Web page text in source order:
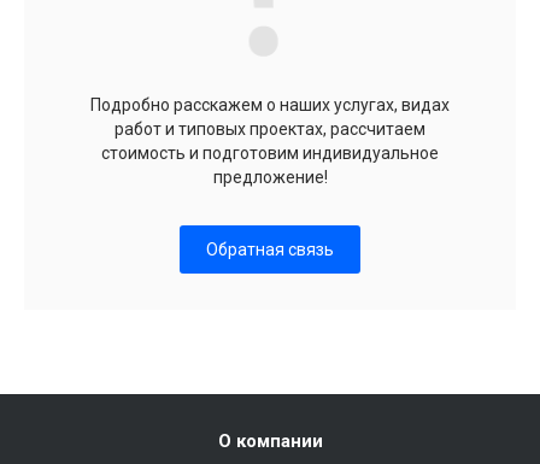
Подробно расскажем о наших услугах, видах
работ и типовых проектах, рассчитаем
стоимость и подготовим индивидуальное
предложение!
Обратная связь
О компании